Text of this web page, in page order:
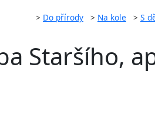
> Do přírody > Na kole > S
Staršího,